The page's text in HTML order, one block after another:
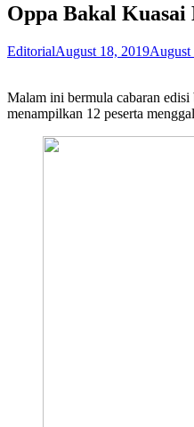
Oppa Bakal Kuasai
EditorialAugust 18, 2019August
Malam ini bermula cabaran
menampilkan 12 peserta